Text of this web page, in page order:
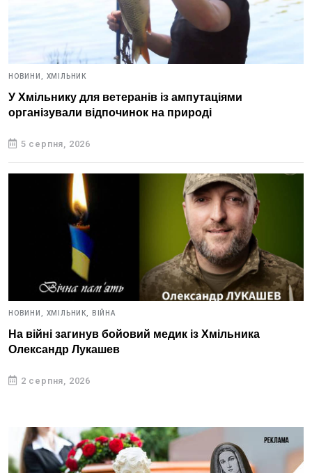
НОВИНИ, ХМІЛЬНИК
У Хмільнику для ветеранів із ампутаціями
організували відпочинок на природі
5 серпня, 2026
НОВИНИ, ХМІЛЬНИК, ВІЙНА
На війні загинув бойовий медик із Хмільника
Олександр Лукашев
2 серпня, 2026